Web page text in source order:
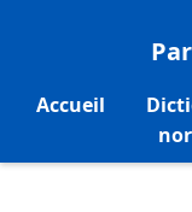
Accueil